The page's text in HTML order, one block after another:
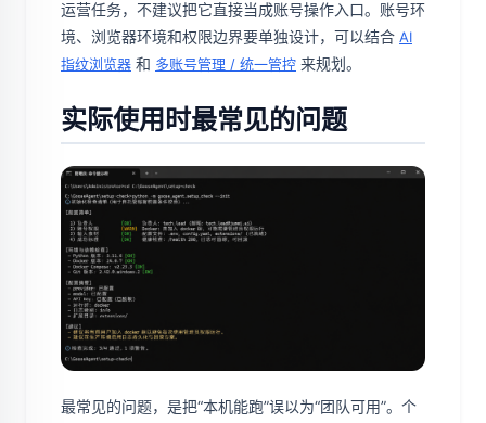
运营任务，不建议把它直接当成账号操作入口。账号环
境、浏览器环境和权限边界要单独设计，可以结合 AI
指纹浏览器 和 多账号管理 / 统一管控 来规划。
实际使用时最常见的问题
最常见的问题，是把“本机能跑”误以为“团队可用”。个